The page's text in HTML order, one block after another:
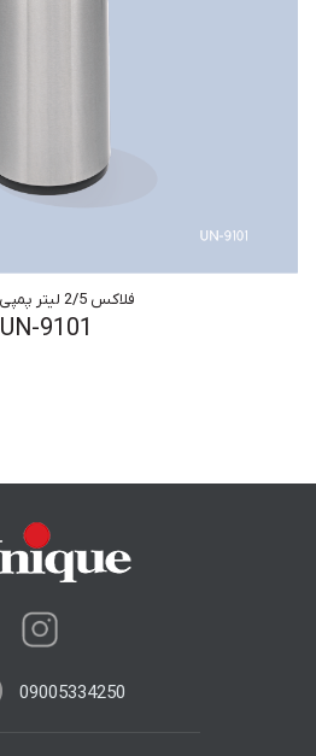
فلاکس 2/5 لیتر پمپی استیل
UN-9101
09005334250